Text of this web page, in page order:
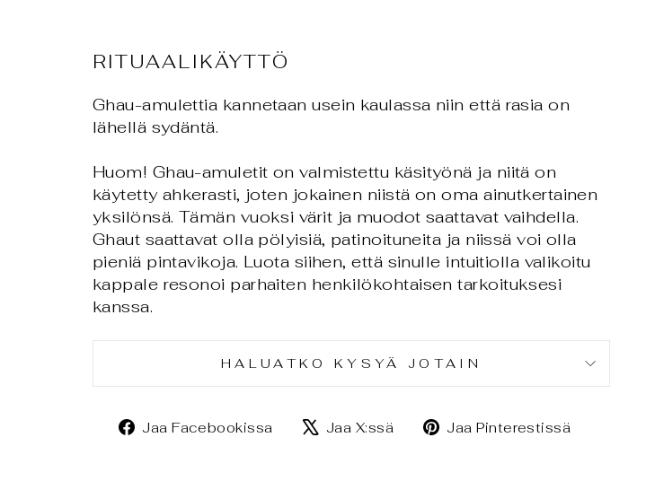
RITUAALIKÄYTTÖ
Ghau-amulettia kannetaan usein kaulassa niin että rasia on
lähellä sydäntä.
Huom! Ghau-amuletit on valmistettu käsityönä ja niitä on
käytetty ahkerasti, joten jokainen niistä on oma ainutkertainen
yksilönsä. Tämän vuoksi värit ja muodot saattavat vaihdella.
Ghaut saattavat olla pölyisiä, patinoituneita ja niissä voi olla
pieniä pintavikoja. Luota siihen, että sinulle intuitiolla valikoitu
kappale resonoi parhaiten henkilökohtaisen tarkoituksesi
kanssa.
HALUATKO KYSYÄ JOTAIN
Jaa Facebookissa
Jaa
Jaa X:ssä
Jaa
Jaa Pinterestissä